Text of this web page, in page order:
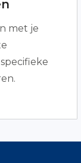
met je